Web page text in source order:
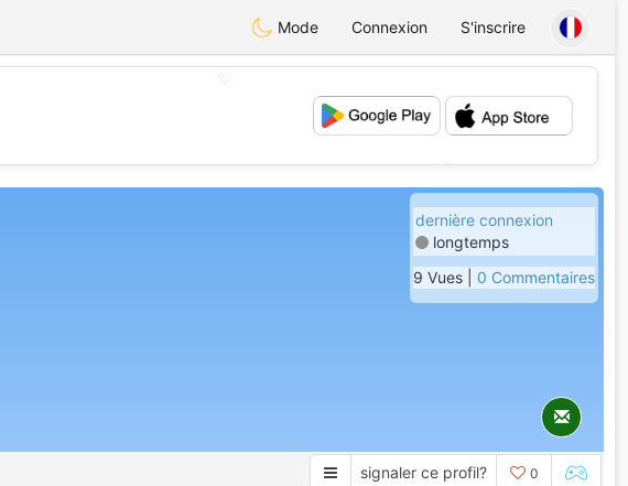
Mode Connexion S'inscrire
dernière connexion
longtemps
9 Vues | 0 Commentaires
signaler ce profil? 0